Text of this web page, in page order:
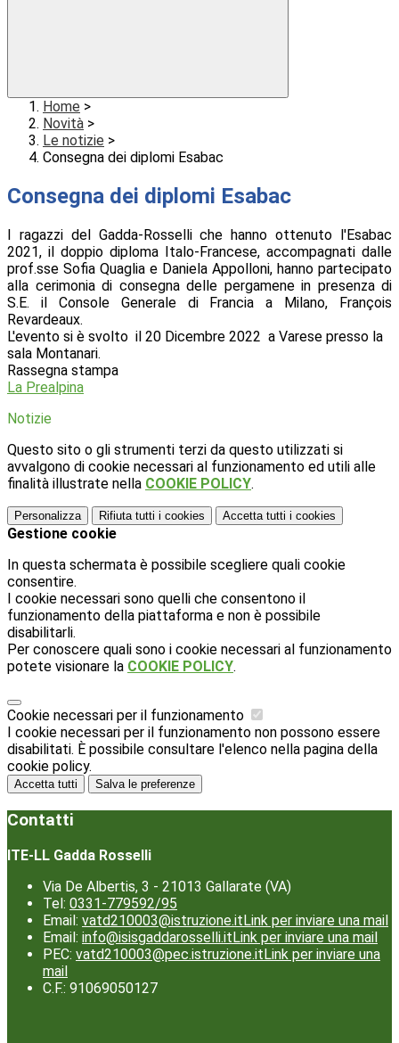
Home >
Novità >
Le notizie >
Consegna dei diplomi Esabac
Consegna dei diplomi Esabac
I ragazzi del Gadda-Rosselli che hanno ottenuto l'Esabac
2021, il doppio diploma Italo-Francese, accompagnati dalle
prof.sse Sofia Quaglia e Daniela Appolloni, hanno partecipato
alla cerimonia di consegna delle pergamene in presenza di
S.E. il Console Generale di Francia a Milano, François
Revardeaux.
L'evento si è svolto il 20 Dicembre 2022 a Varese presso la
sala Montanari.
Rassegna stampa
La Prealpina
Notizie
Questo sito o gli strumenti terzi da questo utilizzati si
avvalgono di cookie necessari al funzionamento ed utili alle
finalità illustrate nella COOKIE POLICY.
Personalizza Rifiuta tutti i cookies Accetta tutti i cookies
Gestione cookie
In questa schermata è possibile scegliere quali cookie
consentire.
I cookie necessari sono quelli che consentono il
funzionamento della piattaforma e non è possibile
disabilitarli.
Per conoscere quali sono i cookie necessari al funzionamento
potete visionare la COOKIE POLICY.
Cookie necessari per il funzionamento
I cookie necessari per il funzionamento non possono essere
disabilitati. È possibile consultare l'elenco nella pagina della
cookie policy.
Accetta tutti Salva le preferenze
Contatti
ITE-LL Gadda Rosselli
Via De Albertis, 3 - 21013 Gallarate (VA)
Tel: 0331-779592/95
Email: vatd210003@istruzione.itLink per inviare una mail
Email: info@isisgaddarosselli.itLink per inviare una mail
PEC: vatd210003@pec.istruzione.itLink per inviare una
mail
C.F.: 91069050127